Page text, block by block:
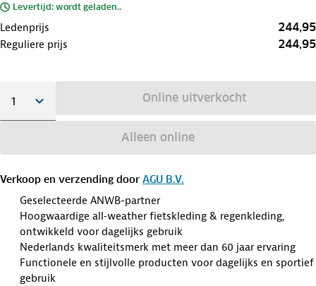
Levertijd: wordt geladen..
Ledenprijs 244,95
Reguliere prijs 244,95
Online uitverkocht
Alleen online
Verkoop en verzending door AGU B.V.
Geselecteerde ANWB-partner
Hoogwaardige all‑weather fietskleding & regenkleding,
ontwikkeld voor dagelijks gebruik
Nederlands kwaliteitsmerk met meer dan 60 jaar ervaring
Functionele en stijlvolle producten voor dagelijks en sportief
gebruik